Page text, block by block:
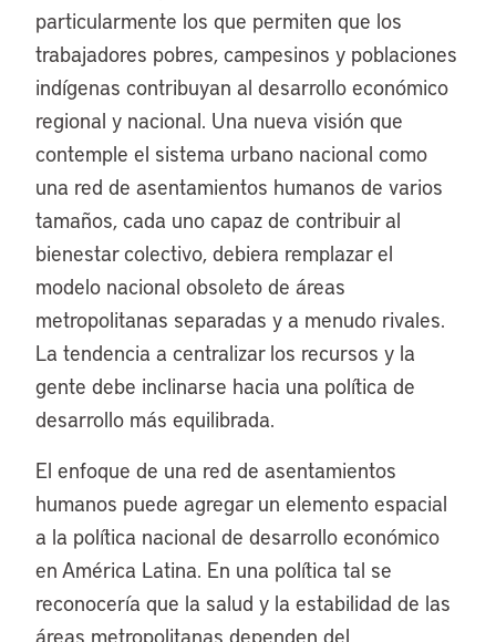
particularmente los que permiten que los
trabajadores pobres, campesinos y poblaciones
indígenas contribuyan al desarrollo económico
regional y nacional. Una nueva visión que
contemple el sistema urbano nacional como
una red de asentamientos humanos de varios
tamaños, cada uno capaz de contribuir al
bienestar colectivo, debiera remplazar el
modelo nacional obsoleto de áreas
metropolitanas separadas y a menudo rivales.
La tendencia a centralizar los recursos y la
gente debe inclinarse hacia una política de
desarrollo más equilibrada.
El enfoque de una red de asentamientos
humanos puede agregar un elemento espacial
a la política nacional de desarrollo económico
en América Latina. En una política tal se
reconocería que la salud y la estabilidad de las
áreas metropolitanas dependen del